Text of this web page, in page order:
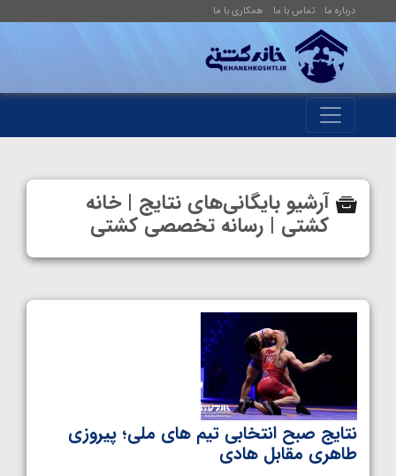
درباره ما تماس با ما همکاری با ما
آرشیو بایگانی‌های نتایج | خانه
کشتی | رسانه تخصصی کشتی
نتایج صبح انتخابی تیم های ملی؛ پیروزی
طاهری مقابل هادی